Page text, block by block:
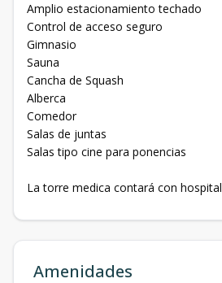
Amplio estacionamiento techado
Control de acceso seguro
Gimnasio
Sauna
Cancha de Squash
Alberca
Comedor
Salas de juntas
Salas tipo cine para ponencias
La torre medica contará con hospital
Amenidades